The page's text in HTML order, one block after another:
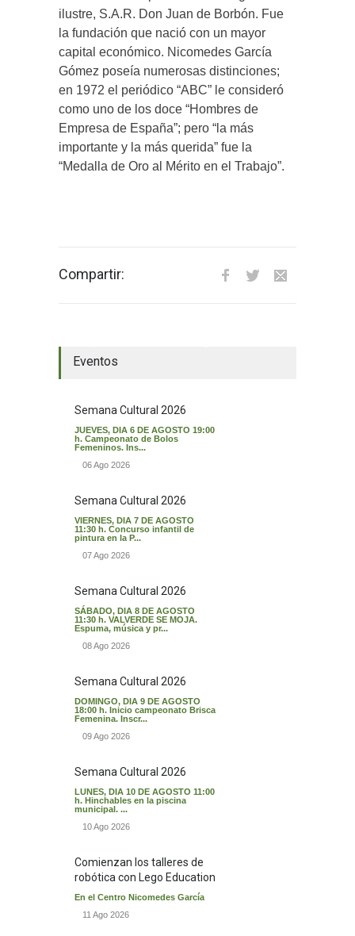
ilustre, S.A.R. Don Juan de Borbón. Fue
la fundación que nació con un mayor
capital económico. Nicomedes García
Gómez poseía numerosas distinciones;
en 1972 el periódico “ABC” le consideró
como uno de los doce “Hombres de
Empresa de España”; pero “la más
importante y la más querida” fue la
“Medalla de Oro al Mérito en el Trabajo”.
Compartir:
Eventos
Semana Cultural 2026
JUEVES, DIA 6 DE AGOSTO 19:00
h. Campeonato de Bolos
Femeninos. Ins...
06 Ago 2026
Semana Cultural 2026
VIERNES, DIA 7 DE AGOSTO
11:30 h. Concurso infantil de
pintura en la P...
07 Ago 2026
Semana Cultural 2026
SÁBADO, DIA 8 DE AGOSTO
11:30 h. VALVERDE SE MOJA.
Espuma, música y pr...
08 Ago 2026
Semana Cultural 2026
DOMINGO, DIA 9 DE AGOSTO
18:00 h. Inicio campeonato Brisca
Femenina. Inscr...
09 Ago 2026
Semana Cultural 2026
LUNES, DIA 10 DE AGOSTO 11:00
h. Hinchables en la piscina
municipal. ...
10 Ago 2026
Comienzan los talleres de
robótica con Lego Education
En el Centro Nicomedes García
11 Ago 2026